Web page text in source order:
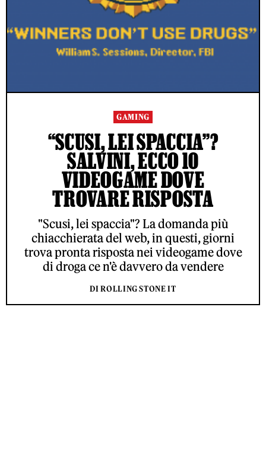
GAMING
“SCUSI, LEI SPACCIA”?
SALVINI, ECCO 10
VIDEOGAME DOVE
TROVARE RISPOSTA
"Scusi, lei spaccia"? La domanda più
chiacchierata del web, in questi, giorni
trova pronta risposta nei videogame dove
di droga ce n'è davvero da vendere
DI ROLLING STONE IT